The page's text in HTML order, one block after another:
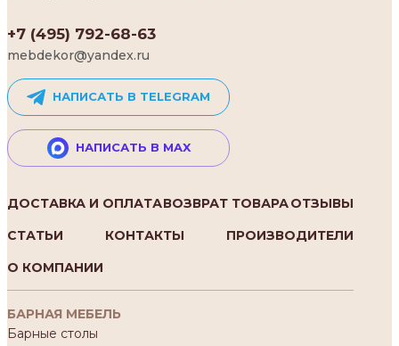
+7 (495) 792-68-63
mebdekor@yandex.ru
НАПИСАТЬ В TELEGRAM
НАПИСАТЬ В MAX
ДОСТАВКА И ОПЛАТАВОЗВРАТ ТОВАРАОТЗЫВЫ
СТАТЬИ
КОНТАКТЫ
ПРОИЗВОДИТЕЛИ
О КОМПАНИИ
БАРНАЯ МЕБЕЛЬ
Барные столы